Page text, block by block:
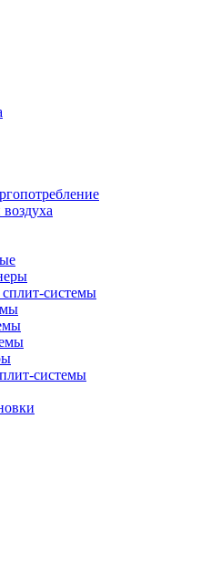
системы
системы